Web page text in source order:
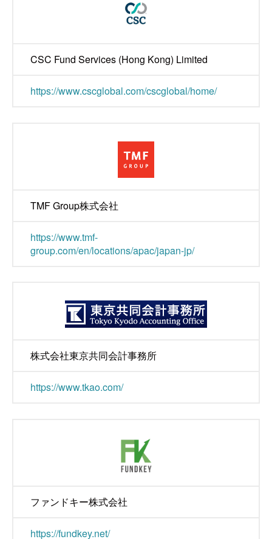
CSC Fund Services (Hong Kong) Limited
https://www.cscglobal.com/cscglobal/home/
TMF Group株式会社
https://www.tmf-
group.com/en/locations/apac/japan-jp/
株式会社東京共同会計事務所
https://www.tkao.com/
ファンドキー株式会社
https://fundkey.net/